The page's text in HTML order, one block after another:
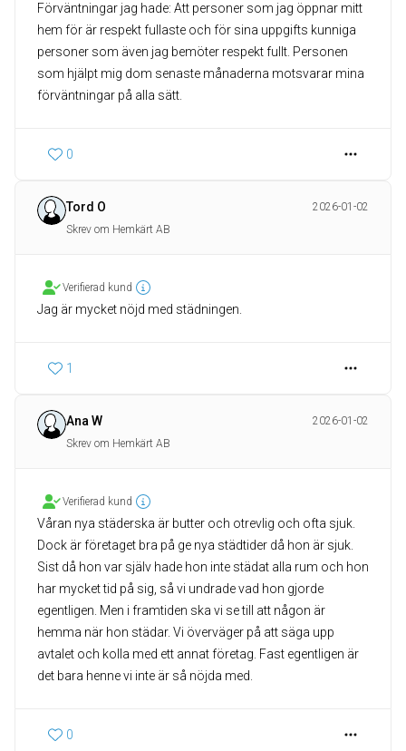
Förväntningar jag hade: Att personer som jag öppnar mitt
hem för är respekt fullaste och för sina uppgifts kunniga
personer som även jag bemöter respekt fullt. Personen
som hjälpt mig dom senaste månaderna motsvarar mina
förväntningar på alla sätt.
0
Tord O
2026-01-02
Skrev om Hemkärt AB
Verifierad kund
Jag är mycket nöjd med städningen.
1
Ana W
2026-01-02
Skrev om Hemkärt AB
Verifierad kund
Våran nya städerska är butter och otrevlig och ofta sjuk.
Dock är företaget bra på ge nya städtider då hon är sjuk.
Sist då hon var själv hade hon inte städat alla rum och hon
har mycket tid på sig, så vi undrade vad hon gjorde
egentligen. Men i framtiden ska vi se till att någon är
hemma när hon städar. Vi överväger på att säga upp
avtalet och kolla med ett annat företag. Fast egentligen är
det bara henne vi inte är så nöjda med.
0